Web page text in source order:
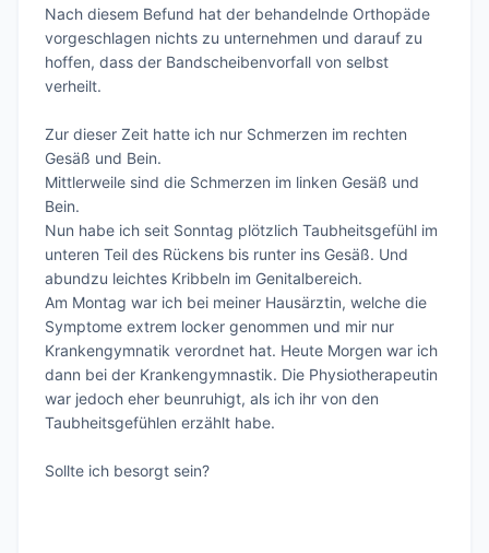
Nach diesem Befund hat der behandelnde Orthopäde
vorgeschlagen nichts zu unternehmen und darauf zu
hoffen, dass der Bandscheibenvorfall von selbst
verheilt.
Zur dieser Zeit hatte ich nur Schmerzen im rechten
Gesäß und Bein.
Mittlerweile sind die Schmerzen im linken Gesäß und
Bein.
Nun habe ich seit Sonntag plötzlich Taubheitsgefühl im
unteren Teil des Rückens bis runter ins Gesäß. Und
abundzu leichtes Kribbeln im Genitalbereich.
Am Montag war ich bei meiner Hausärztin, welche die
Symptome extrem locker genommen und mir nur
Krankengymnatik verordnet hat. Heute Morgen war ich
dann bei der Krankengymnastik. Die Physiotherapeutin
war jedoch eher beunruhigt, als ich ihr von den
Taubheitsgefühlen erzählt habe.
Sollte ich besorgt sein?